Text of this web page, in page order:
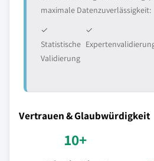
maximale Datenzuverlässigkeit:
✓
Statistische
Validierung
✓
Vertrauen & Glaubwürdigkeit
10+